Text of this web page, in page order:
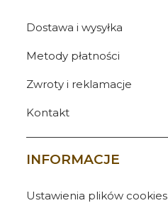
Dostawa i wysyłka
Metody płatności
Zwroty i reklamacje
Kontakt
INFORMACJE
Ustawienia plików cookies